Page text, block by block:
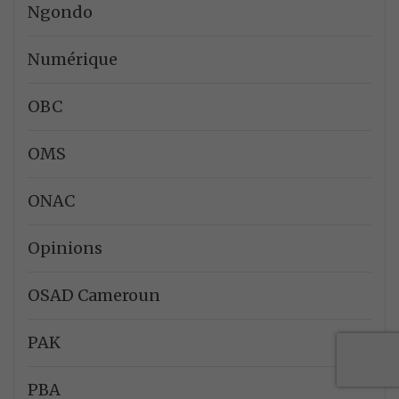
Ngondo
Numérique
OBC
OMS
ONAC
Opinions
OSAD Cameroun
PAK
PBA